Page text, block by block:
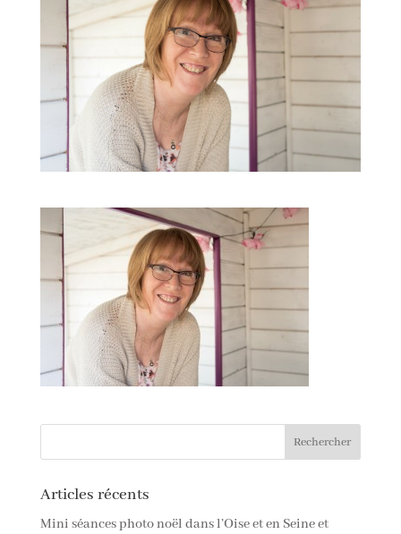
Articles récents
Mini séances photo noël dans l’Oise et en Seine et